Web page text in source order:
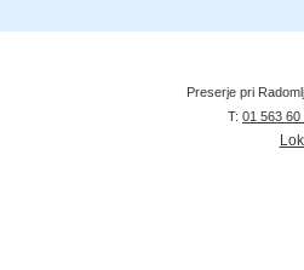
Preserje pri
T: 01 563 60